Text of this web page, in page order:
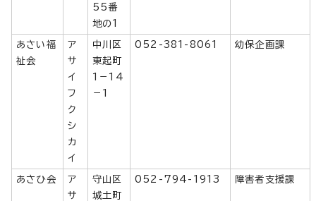
55番
地の1
あさい福
祉会
ア
サ
イ
フ
ク
シ
カ
イ
中川区
東起町
1－14
－1
052-381-8061 幼保企画課
あさひ会
ア
サ
守山区
城土町
052-794-1913 障害者支援課